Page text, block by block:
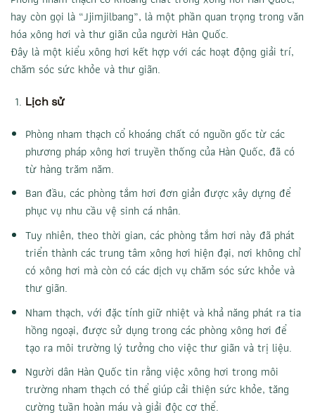
hay còn gọi là “Jjimjilbang”, là một phần quan trọng trong văn
hóa xông hơi và thư giãn của người Hàn Quốc.
Đây là một kiểu xông hơi kết hợp với các hoạt động giải trí,
chăm sóc sức khỏe và thư giãn.
Lịch sử
Phòng nham thạch cổ khoáng chất có nguồn gốc từ các
phương pháp xông hơi truyền thống của Hàn Quốc, đã có
từ hàng trăm năm.
Ban đầu, các phòng tắm hơi đơn giản được xây dựng để
phục vụ nhu cầu vệ sinh cá nhân.
Tuy nhiên, theo thời gian, các phòng tắm hơi này đã phát
triển thành các trung tâm xông hơi hiện đại, nơi không chỉ
có xông hơi mà còn có các dịch vụ chăm sóc sức khỏe và
thư giãn.
Nham thạch, với đặc tính giữ nhiệt và khả năng phát ra tia
hồng ngoại, được sử dụng trong các phòng xông hơi để
tạo ra môi trường lý tưởng cho việc thư giãn và trị liệu.
Người dân Hàn Quốc tin rằng việc xông hơi trong môi
trường nham thạch có thể giúp cải thiện sức khỏe, tăng
cường tuần hoàn máu và giải độc cơ thể.